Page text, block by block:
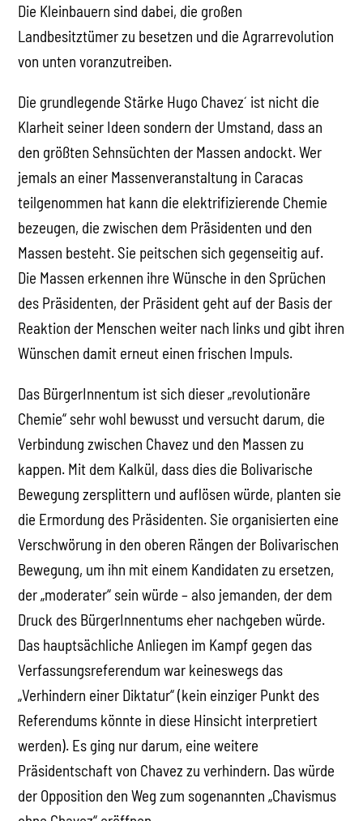
Die Kleinbauern sind dabei, die großen
Landbesitztümer zu besetzen und die Agrarrevolution
von unten voranzutreiben.
Die grundlegende Stärke Hugo Chavez´ ist nicht die
Klarheit seiner Ideen sondern der Umstand, dass an
den größten Sehnsüchten der Massen andockt. Wer
jemals an einer Massenveranstaltung in Caracas
teilgenommen hat kann die elektrifizierende Chemie
bezeugen, die zwischen dem Präsidenten und den
Massen besteht. Sie peitschen sich gegenseitig auf.
Die Massen erkennen ihre Wünsche in den Sprüchen
des Präsidenten, der Präsident geht auf der Basis der
Reaktion der Menschen weiter nach links und gibt ihren
Wünschen damit erneut einen frischen Impuls.
Das BürgerInnentum ist sich dieser „revolutionäre
Chemie“ sehr wohl bewusst und versucht darum, die
Verbindung zwischen Chavez und den Massen zu
kappen. Mit dem Kalkül, dass dies die Bolivarische
Bewegung zersplittern und auflösen würde, planten sie
die Ermordung des Präsidenten. Sie organisierten eine
Verschwörung in den oberen Rängen der Bolivarischen
Bewegung, um ihn mit einem Kandidaten zu ersetzen,
der „moderater“ sein würde – also jemanden, der dem
Druck des BürgerInnentums eher nachgeben würde.
Das hauptsächliche Anliegen im Kampf gegen das
Verfassungsreferendum war keineswegs das
„Verhindern einer Diktatur“ (kein einziger Punkt des
Referendums könnte in diese Hinsicht interpretiert
werden). Es ging nur darum, eine weitere
Präsidentschaft von Chavez zu verhindern. Das würde
der Opposition den Weg zum sogenannten „Chavismus